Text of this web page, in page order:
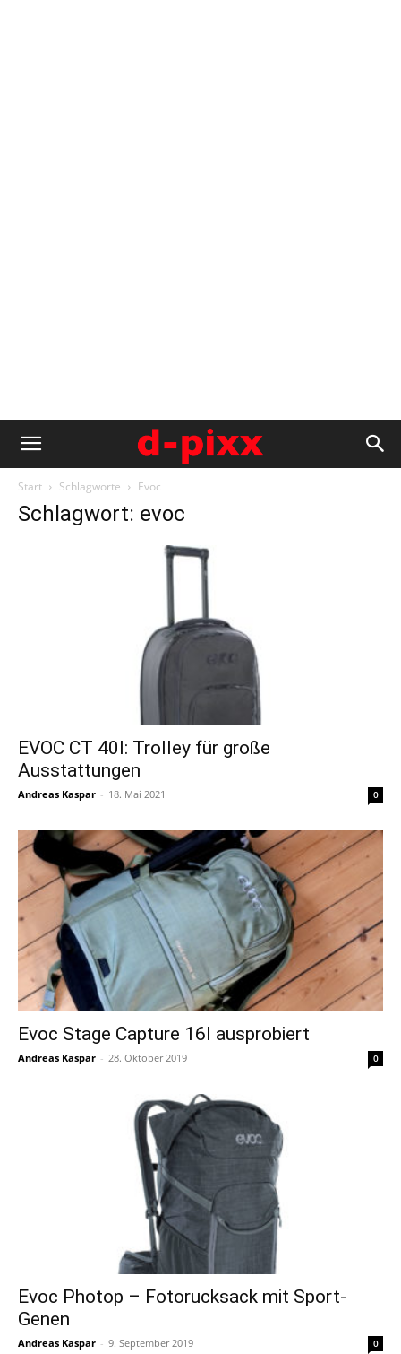
Start Schlagworte Evoc
Schlagwort: evoc
EVOC CT 40l: Trolley für große
Ausstattungen
Andreas Kaspar - 18. Mai 2021 0
Evoc Stage Capture 16l ausprobiert
Andreas Kaspar - 28. Oktober 2019 0
Evoc Photop – Fotorucksack mit Sport-
Genen
Andreas Kaspar - 9. September 2019 0